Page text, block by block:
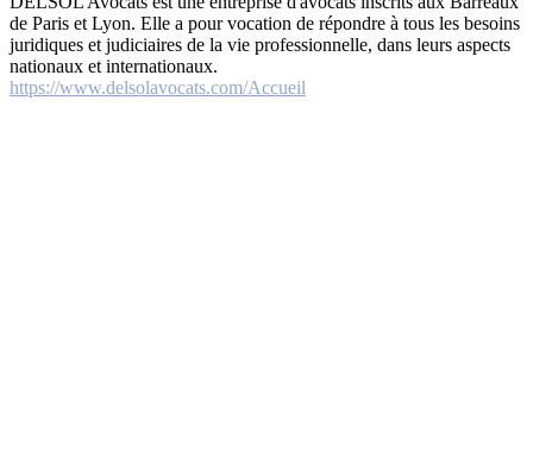
de Paris et Lyon. Elle a pour vocation de répondre à tous les besoins
juridiques et judiciaires de la vie professionnelle, dans leurs aspects
nationaux et internationaux.
https://www.delsolavocats.com/Accueil